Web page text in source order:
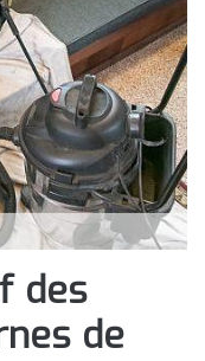
des
de